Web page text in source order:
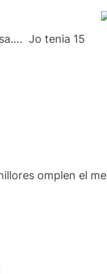
Jo tenia 15
omplen el